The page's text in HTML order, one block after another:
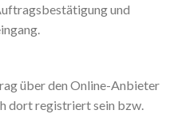
und
über den Online-Anbieter
dort registriert sein bzw.